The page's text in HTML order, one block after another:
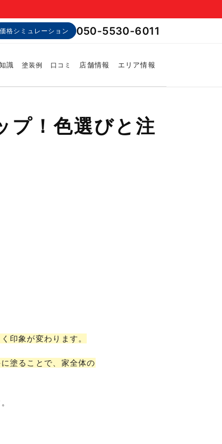
価格シミュレーション 050-5530-6011
識 塗装例 口コミ 店舗情報 エリア情報
プ！色選びと注
印象が変わります。
塗ることで、家全体の